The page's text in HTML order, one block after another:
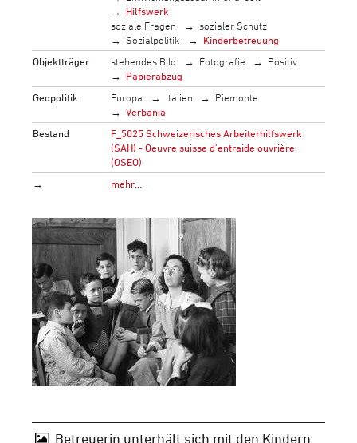
Hilfswerk
soziale Fragen
sozialer Schutz
Sozialpolitik
Kinderbetreuung
Objektträger
stehendes Bild Fotografie
Positiv
Papierabzug
Geopolitik
Europa Italien
Piemonte
Verbania
Bestand
F_5025 Schweizerisches Arbeiterhilfswerk
(SAH) - Oeuvre suisse d'entraide ouvrière
(OSEO)
→
mehr…
Betreuerin unterhält sich mit den Kindern